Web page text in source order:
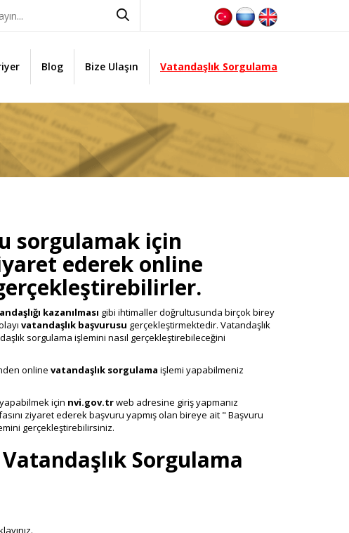
Blog Bize Ulaşın Vatandaşlık Sorgulama
sorgulamak için
ederek online
kazanılması gibi ihtimaller doğrultusunda birçok birey
vatandaşlık başvurusu gerçekleştirmektedir. Vatandaşlık
sorgulama işlemini nasıl gerçekleştirebileceğini
online vatandaşlık sorgulama işlemi yapabilmeniz
için nvi.gov.trweb adresine giriş yapmanız
ziyaret ederek başvuru yapmış olan bireye ait " Başvuru
gerçekleştirebilirsiniz.
Sorgulama